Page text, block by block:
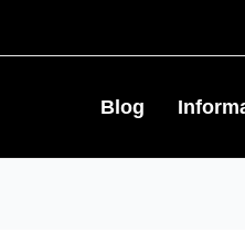
Blog